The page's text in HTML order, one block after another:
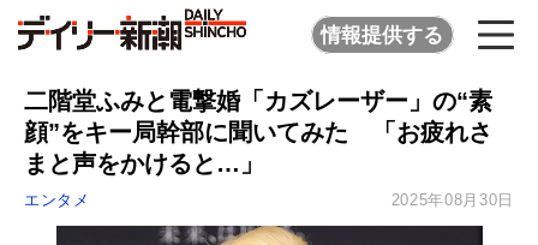
情報提供する
二階堂ふみと電撃婚「カズレーザー」の“素
顔”をキー局幹部に聞いてみた 「お疲れさ
まと声をかけると…」
エンタメ 2025年08月30日